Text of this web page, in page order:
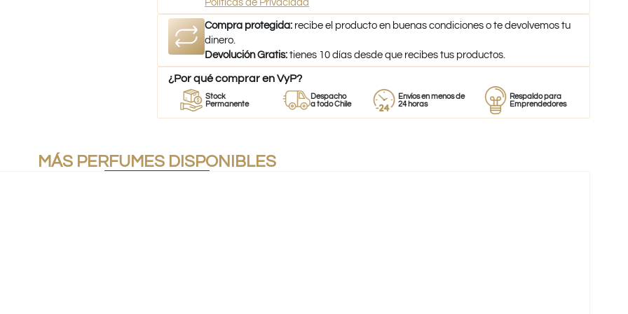
Políticas de Privacidad
Compra protegida: recibe el producto en buenas condiciones o te devolvemos tu
dinero.
Devolución Gratis: tienes 10 días desde que recibes tus productos.
¿Por qué comprar en VyP?
Stock
Permanente
Despacho
a todo Chile
Envíos en menos de
24 horas
Respaldo para
Emprendedores
MÁS PERFUMES DISPONIBLES